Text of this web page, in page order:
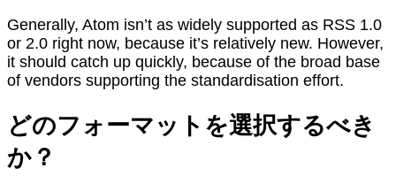
Generally, Atom isn’t as widely supported as RSS 1.0
or 2.0 right now, because it’s relatively new. However,
it should catch up quickly, because of the broad base
of vendors supporting the standardisation effort.
どのフォーマットを選択するべき
か？